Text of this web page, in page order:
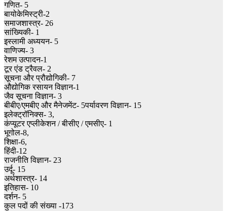
गणित- 5
बायोकेमिस्ट्री-2
समाजशास्त्र- 26
सांख्यिकी- 1
इस्लामी अध्ययन- 5
वाणिज्य- 3
रेशम उत्पादन-1
टूर एंड ट्रैवल- 2
सूचना और प्रौद्योगिकी- 7
औद्योगिक रसायन विज्ञान-1
जैव सूचना विज्ञान- 3
बीबीए/एमबीए और मैनेजमेंट- 5पर्यावरण विज्ञान- 15
इलेक्ट्रॉनिक्स- 3,
कंप्यूटर एप्लीकेशन / बीसीए / एमसीए- 1
भूगोल-8,
शिक्षा-6,
हिंदी-12
राजनीति विज्ञान- 23
उर्दू- 15
अर्थशास्त्र- 14
इतिहास- 10
दर्शन- 5
कुल पदों की संख्या -173